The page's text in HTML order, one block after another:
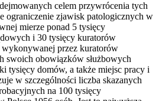
celem przywrócenia tych
ograniczenie zjawisk patologicznych w
mierze ponad 5 tysięcy
i 30 tysięcy kuratorów
wykonywanej przez kuratorów
swoich obowiązków służbowych
tysięcy domów, a także miejsc pracy i
w szczególności liczba skazanych
na 100 tysięcy